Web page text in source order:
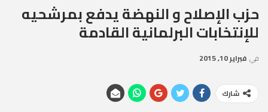
حزب الإصلاح و النهضة يدفع بمرشحيه
للإنتخابات البرلمانية القادمة
في فبراير 10, 2015
شارك